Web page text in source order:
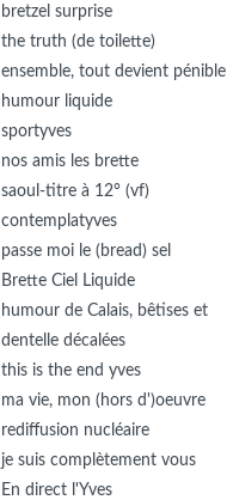
bretzel surprise
the truth (de toilette)
ensemble, tout devient pénible
humour liquide
sportyves
nos amis les brette
saoul-titre à 12° (vf)
contemplatyves
passe moi le (bread) sel
Brette Ciel Liquide
humour de Calais, bêtises et
dentelle décalées
this is the end yves
ma vie, mon (hors d')oeuvre
rediffusion nucléaire
je suis complètement vous
En direct l'Yves